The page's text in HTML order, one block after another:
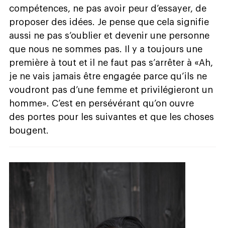
compétences, ne pas avoir peur d’essayer, de
proposer des idées. Je pense que cela signifie
aussi ne pas s’oublier et devenir une personne
que nous ne sommes pas. Il y a toujours une
première à tout et il ne faut pas s’arrêter à «Ah,
je ne vais jamais être engagée parce qu’ils ne
voudront pas d’une femme et privilégieront un
homme». C’est en persévérant qu’on ouvre
des portes pour les suivantes et que les choses
bougent.